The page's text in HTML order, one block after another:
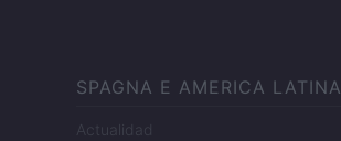
SPAGNA E AMERICA LATINA
Actualidad